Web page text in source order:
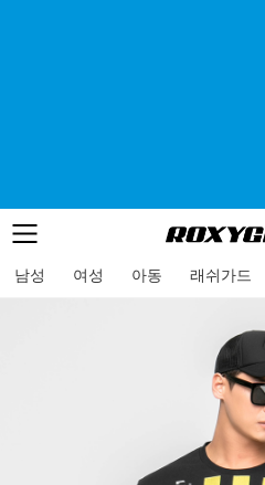
메뉴
로고
남성 여성 아동 래쉬가드